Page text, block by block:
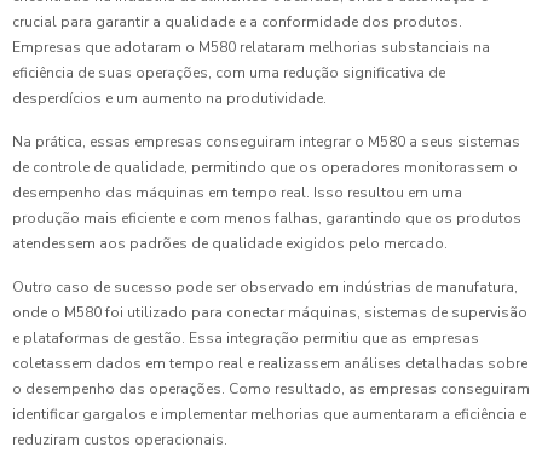
crucial para garantir a qualidade e a conformidade dos produtos.
Empresas que adotaram o M580 relataram melhorias substanciais na
eficiência de suas operações, com uma redução significativa de
desperdícios e um aumento na produtividade.
Na prática, essas empresas conseguiram integrar o M580 a seus sistemas
de controle de qualidade, permitindo que os operadores monitorassem o
desempenho das máquinas em tempo real. Isso resultou em uma
produção mais eficiente e com menos falhas, garantindo que os produtos
atendessem aos padrões de qualidade exigidos pelo mercado.
Outro caso de sucesso pode ser observado em indústrias de manufatura,
onde o M580 foi utilizado para conectar máquinas, sistemas de supervisão
e plataformas de gestão. Essa integração permitiu que as empresas
coletassem dados em tempo real e realizassem análises detalhadas sobre
o desempenho das operações. Como resultado, as empresas conseguiram
identificar gargalos e implementar melhorias que aumentaram a eficiência e
reduziram custos operacionais.